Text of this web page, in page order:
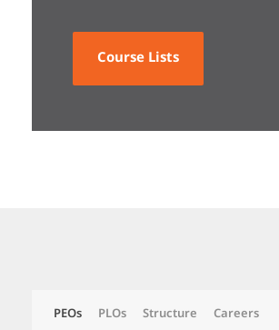
Course Lists
PEOs PLOs Structure Careers